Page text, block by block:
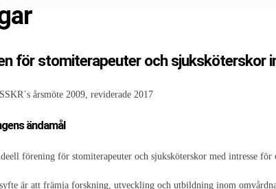
för stomiterapeuter och sjuksköterskor
årsmöte 2009, reviderade 2017
ändamål
förening för stomiterapeuter och sjuksköterskor med intresse
är att främja forskning, utveckling och utbildning inom